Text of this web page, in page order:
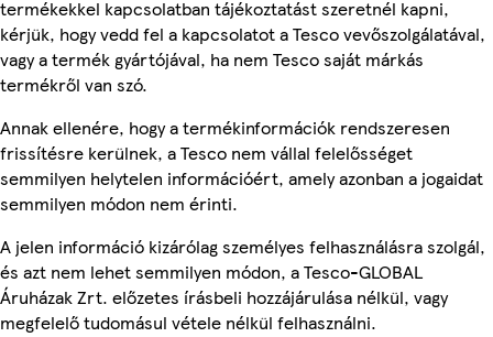
termékekkel kapcsolatban tájékoztatást szeretnél kapni,
kérjük, hogy vedd fel a kapcsolatot a Tesco vevőszolgálatával,
vagy a termék gyártójával, ha nem Tesco saját márkás
termékről van szó.
Annak ellenére, hogy a termékinformációk rendszeresen
frissítésre kerülnek, a Tesco nem vállal felelősséget
semmilyen helytelen információért, amely azonban a jogaidat
semmilyen módon nem érinti.
A jelen információ kizárólag személyes felhasználásra szolgál,
és azt nem lehet semmilyen módon, a Tesco-GLOBAL
Áruházak Zrt. előzetes írásbeli hozzájárulása nélkül, vagy
megfelelő tudomásul vétele nélkül felhasználni.